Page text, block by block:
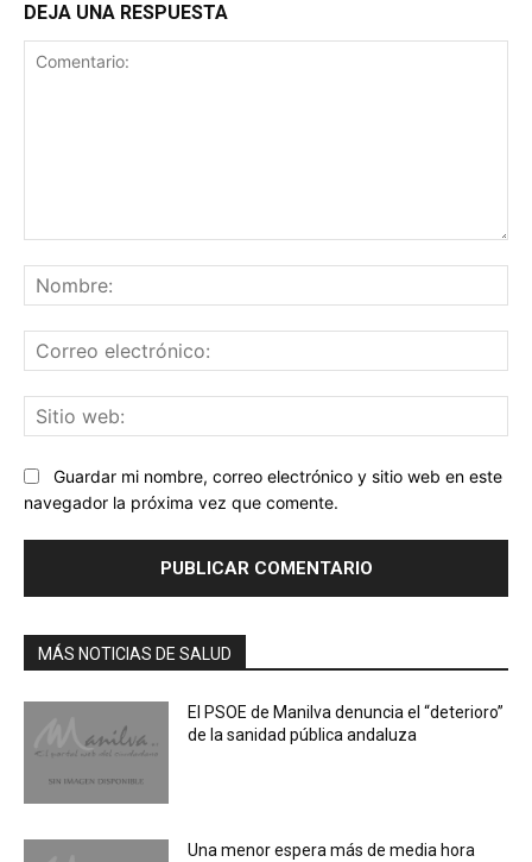
DEJA UNA RESPUESTA
Guardar mi nombre, correo electrónico y sitio web en este
navegador la próxima vez que comente.
MÁS NOTICIAS DE SALUD
El PSOE de Manilva denuncia el “deterioro”
de la sanidad pública andaluza
Una menor espera más de media hora